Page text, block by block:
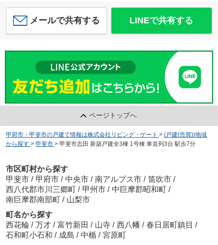
メールで共有する LINEで共有する
ページトップへ
甲府市・甲斐市の戸建て情報は株式会社リビング・ゲート > (戸建(売買))地域
から探す > 甲斐市 > 甲斐市志田 新築戸建全3棟 1号棟 車並列3台 駅歩7分
市区町村から探す
甲斐市 / 甲府市 / 中央市 / 南アルプス市 / 笛吹市 /
西八代郡市川三郷町 / 甲州市 / 中巨摩郡昭和町 /
南巨摩郡南部町 / 山梨市
町名から探す
西花輪 / 万才 / 富竹新田 / 山寺 / 西八幡 / 春日居町鎮目 /
石和町小石和 / 成島 / 中楯 / 宮原町